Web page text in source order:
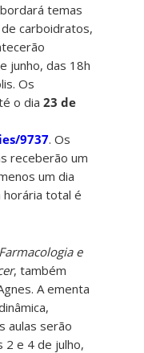
temas
carboidratos,
junho, das 18h
Os
o dia23 de
9737. Os
receberão um
um dia
horária total é
e
, também
A ementa
aulas serão
2 e 4 de julho,